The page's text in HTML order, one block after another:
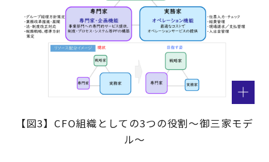
【図3】CFO組織としての3つの役割～御三家モデ
ル～